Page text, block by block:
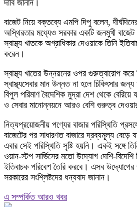
দাবি জানান।
বাজেট নিয়ে বক্তব্যে এমপি দিপু বলেন,
অস্থিরতার মধ্যেও সরকার একটি জনমুখী
স্বাস্থ্য খাতকে অগ্রাধিকার দেওয়াকে তিনি
করেন।
স্বাস্থ্য খাতের উন্নয়নের ওপর গুরুত্বারোপ করে
স্বাস্থ্যসেবার মান উন্নত না হলে চিকিৎসার
বিপুল পরিমাণ বৈদেশিক মুদ্রা দেশ থেকে বেরিয়ে
ও সেবার মানোন্নয়নে আরও বেশি গুরুত্ব
নিত্যপ্রয়োজনীয় পণ্যের বাজার পরিস্থিতি
বাজেটের পর সাধারণত বাজারে দ্রব্যমূল্য বেড়ে
এবার সেই পরিস্থিতি সৃষ্টি হয়নি। একই সঙ্গে
ওয়ান-স্টপ সার্ভিসের মতো উদ্যোগ দেশি-বিদেশি
ইতিবাচক পরিবেশ তৈরি করবে। এসব উদ্যোগের
সরকারের সংশ্লিষ্টদের ধন্যবাদ জানান।
এ সম্পর্কিত আরও খবর